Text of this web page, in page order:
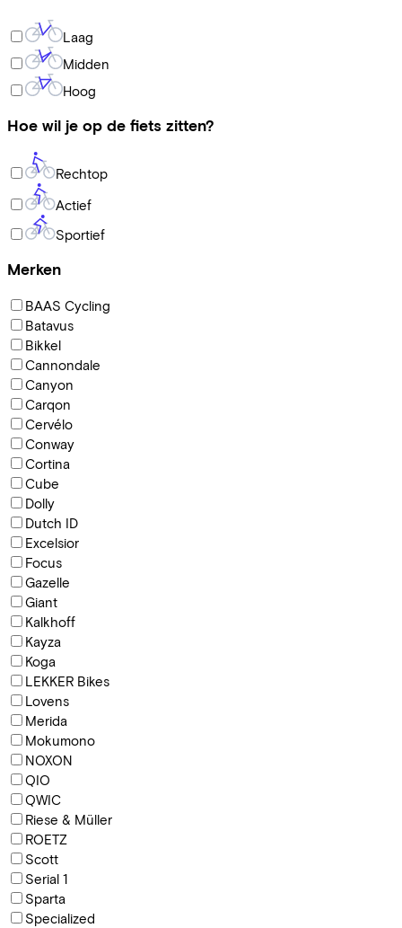
Laag
Midden
Hoog
Hoe wil je op de fiets zitten?
Rechtop
Actief
Sportief
Merken
BAAS Cycling
Batavus
Bikkel
Cannondale
Canyon
Carqon
Cervélo
Conway
Cortina
Cube
Dolly
Dutch ID
Excelsior
Focus
Gazelle
Giant
Kalkhoff
Kayza
Koga
LEKKER Bikes
Lovens
Merida
Mokumono
NOXON
QIO
QWIC
Riese & Müller
ROETZ
Scott
Serial 1
Sparta
Specialized